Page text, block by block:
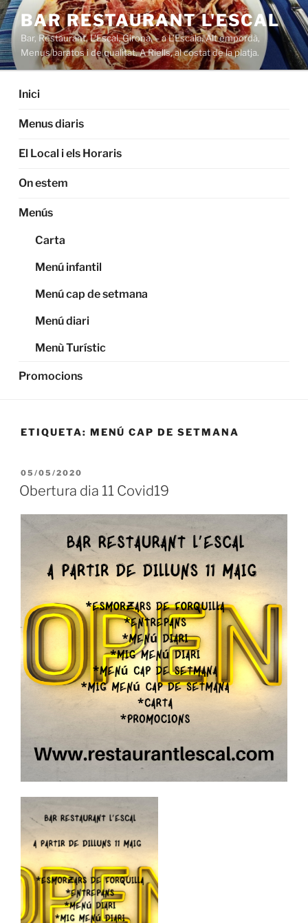
Saltar
al
contenido
BAR RESTAURANT L'ESCAL
Bar, Restaurant, L'Escal, Girona, – a L'Escala. Alt empordà,
Menus baratos i de qualitat. A Riells, al costat de la platja.
Inici
Menus diaris
El Local i els Horaris
On estem
Menús
Carta
Menú infantil
Menú cap de setmana
Menú diari
Menù Turístic
Promocions
ETIQUETA: MENÚ CAP DE SETMANA
PUBLICADO
EL
05/05/2020
Obertura dia 11 Covid19